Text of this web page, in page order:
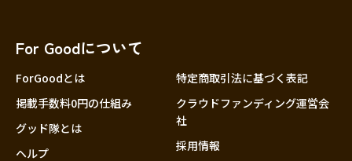
For Goodについて
ForGoodとは
掲載手数料0円の仕組み
グッド隊とは
ヘルプ
特定商取引法に基づく表記
クラウドファンディング運営会
社
採用情報